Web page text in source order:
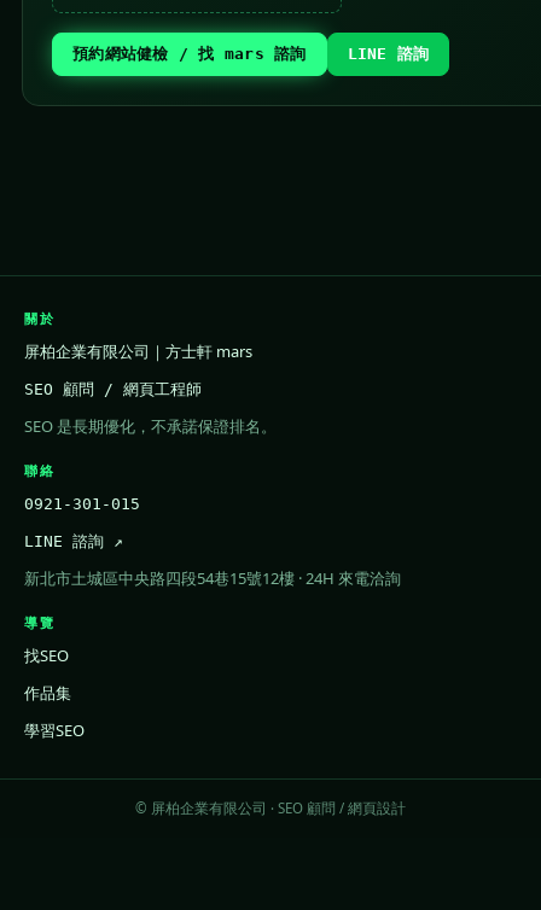
預約網站健檢 / 找 mars 諮詢 LINE 諮詢
關於
屏柏企業有限公司｜方士軒 mars
SEO 顧問 / 網頁工程師
SEO 是長期優化，不承諾保證排名。
聯絡
0921-301-015
LINE 諮詢 ↗
新北市土城區中央路四段54巷15號12樓 · 24H 來電洽詢
導覽
找SEO
作品集
學習SEO
© 屏柏企業有限公司 · SEO 顧問 / 網頁設計